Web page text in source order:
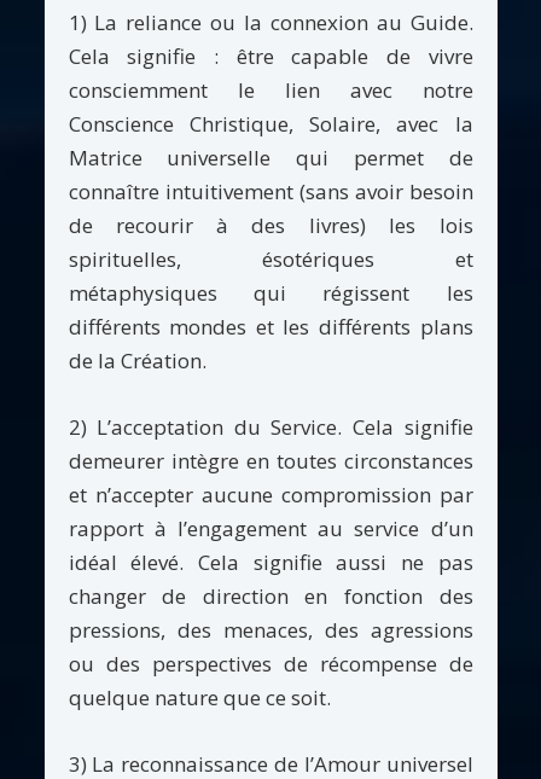
1) La reliance ou la connexion au Guide.
Cela signifie : être capable de vivre
consciemment le lien avec notre
Conscience Christique, Solaire, avec la
Matrice universelle qui permet de
connaître intuitivement (sans avoir besoin
de recourir à des livres) les lois
spirituelles, ésotériques et
métaphysiques qui régissent les
différents mondes et les différents plans
de la Création.
2) L’acceptation du Service. Cela signifie
demeurer intègre en toutes circonstances
et n’accepter aucune compromission par
rapport à l’engagement au service d’un
idéal élevé. Cela signifie aussi ne pas
changer de direction en fonction des
pressions, des menaces, des agressions
ou des perspectives de récompense de
quelque nature que ce soit.
3) La reconnaissance de l’Amour universel